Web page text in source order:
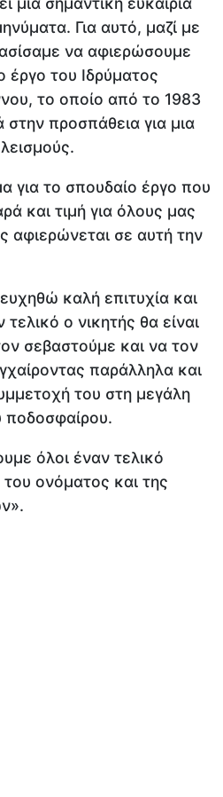
Για αυτό, μαζί με
να αφιερώσουμε
έργο του Ιδρύματος
το οποίο από το 1983
στην προσπάθεια για μια
για το σπουδαίο έργο που
και τιμή για όλους μας
αφιερώνεται σε αυτή την
καλή επιτυχία και
ο νικητής θα είναι
σεβαστούμε και να τον
παράλληλα και
του στη μεγάλη
ποδοσφαίρου.
όλοι έναν τελικό
του ονόματος και της